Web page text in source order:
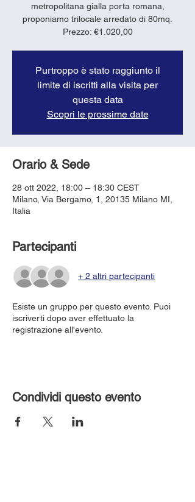
metropolitana gialla porta romana,
proponiamo trilocale arredato di 80mq.
Prezzo: €1.020,00
Purtroppo è stato raggiunto il
limite di iscritti alla visita per
questa data
Scopri le prossime date
Orario & Sede
28 ott 2022, 18:00 – 18:30 CEST
Milano, Via Bergamo, 1, 20135 Milano MI,
Italia
Partecipanti
+ 2 altri partecipanti
Esiste un gruppo per questo evento. Puoi
iscriverti dopo aver effettuato la
registrazione all'evento.
Condividi questo evento